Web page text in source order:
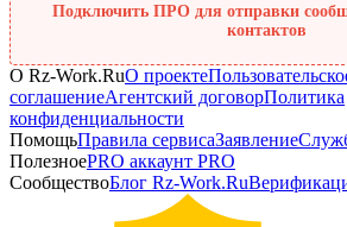
Подключить ПРО для отправки
контактов
Платные
информационные
услуги
О Rz-Work.RuО проекте
соглашениеАгентский договорПолитика
конфиденциальности
ПомощьПравила сервисаЗаявление
ПолезноеPRO аккаунт PRO
СообществоБлог Rz-Work.Ru